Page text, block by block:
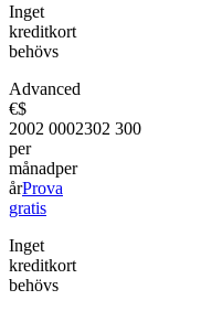
Inget
kreditkort
behövs
Advanced
€$
2002 0002302 300
per
månadper
årProva
gratis
Inget
kreditkort
behövs